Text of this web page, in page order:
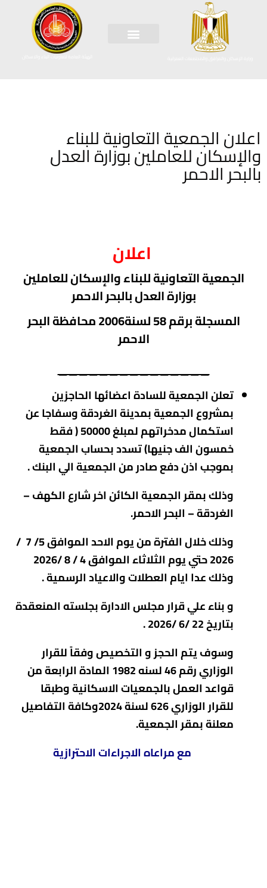
الهيئة العامة لتعاونيات البناء والاسكان
اعلان الجمعية التعاونية للبناء
والإسكان للعاملين بوزارة العدل
بالبحر الاحمر
اعلان
الجمعية التعاونية للبناء والإسكان للعاملين
بوزارة العدل بالبحر الاحمر
المسجلة برقم 58 لسنة2006 محافظة
البحر
الاحمر
_______________
تعلن الجمعية للسادة اعضائها الحاجزين
بمشروع الجمعية بمدينة الغردقة وسفاجا عن
استكمال مدخراتهم لمبلغ 50000 ( فقط
خمسون الف جنيها) تسدد بحساب الجمعية
بموجب اذن دفع صادر من الجمعية الي البنك .
وذلك بمقر الجمعية الكائن اخر شارع الكهف –
الغردقة – البحر الاحمر.
وذلك خلال الفترة من يوم الاحد الموافق 5/ 7 /
2026 حتي يوم الثلاثاء الموافق 4 / 8 /2026
وذلك عدا ايام العطلات والاعياد الرسمية .
و بناء علي قرار مجلس الادارة بجلسته المنعقدة
بتاريخ 22 /6 /2026 .
وسوف يتم الحجز و التخصيص وفقاً للقرار
الوزاري رقم 46 لسنه 1982 المادة الرابعة من
قواعد العمل بالجمعيات الاسكانية وطبقا
للقرار الوزاري 626 لسنة 2024وكافة التفاصيل
معلنة بمقر الجمعية.
مع مراعاه الاجراءات الاحترازية